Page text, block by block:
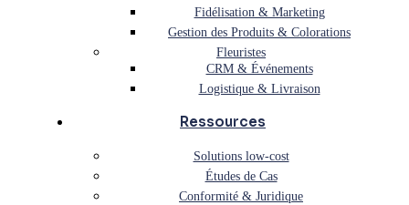
Fidélisation & Marketing
Gestion des Produits & Colorations
Fleuristes
CRM & Événements
Logistique & Livraison
Ressources
Solutions low-cost
Études de Cas
Conformité & Juridique